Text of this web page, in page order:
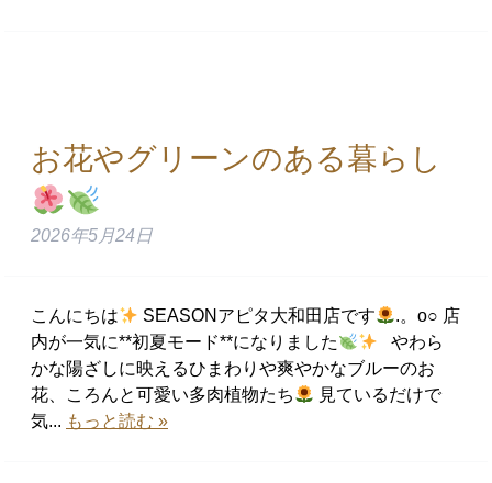
お花やグリーンのある暮らし
2026年5月24日
こんにちは SEASONアピタ大和田店です
.。o○ 店
内が一気に**初夏モード**になりました
やわら
かな陽ざしに映えるひまわりや爽やかなブルーのお
花、ころんと可愛い多肉植物たち
見ているだけで
気... もっと読む »